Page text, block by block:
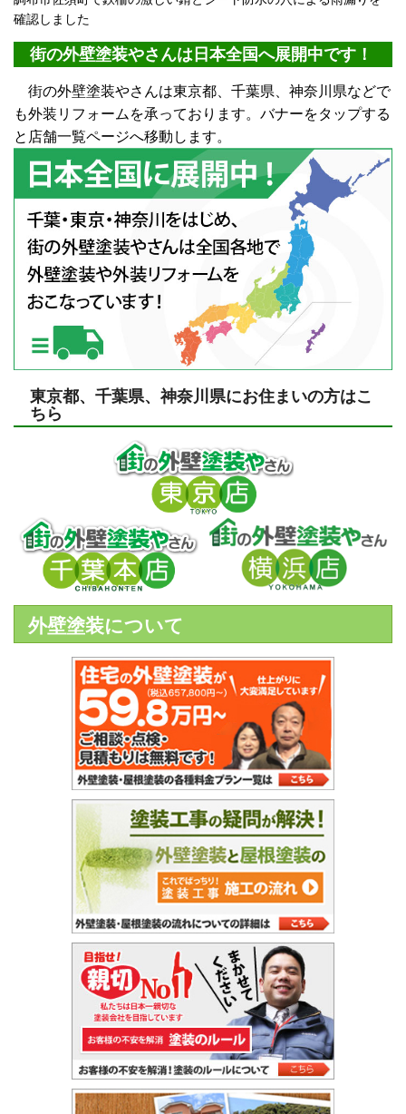
確認しました
街の外壁塗装やさんは日本全国へ展開中です！
街の外壁塗装やさんは東京都、千葉県、神奈川県などで
も外装リフォームを承っております。バナーをタップする
と店舗一覧ページへ移動します。
東京都、千葉県、神奈川県にお住まいの方はこ
ちら
外壁塗装について